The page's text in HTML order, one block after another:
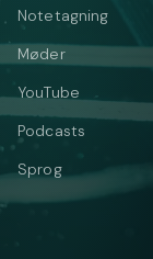
Notetagning
Møder
YouTube
Podcasts
Sprog